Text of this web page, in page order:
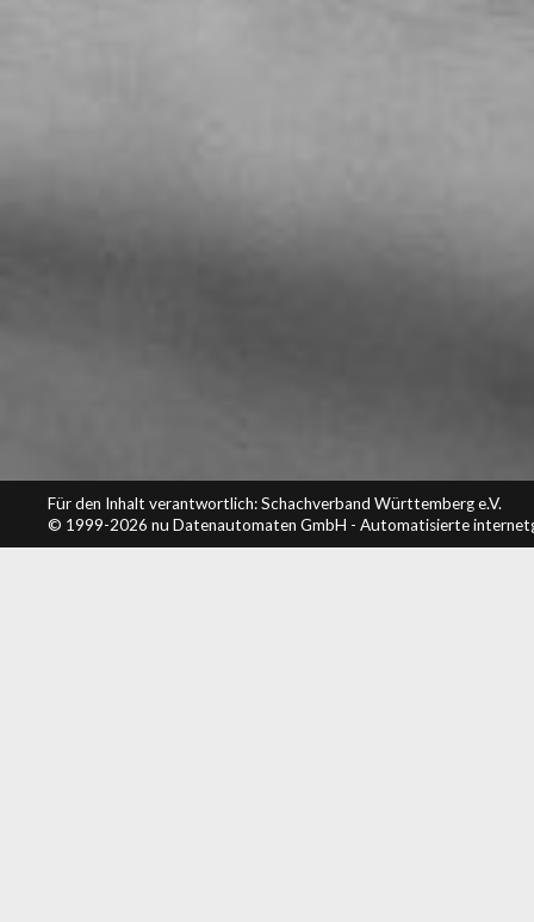
Für den Inhalt verantwortlich: Schachverband Württemberg e.V.
© 1999-2026 nu Datenautomaten GmbH - Automatisierte